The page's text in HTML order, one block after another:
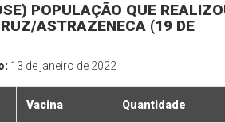
POPULAÇÃO QUE
ASTRAZENECA (19 DE
13 de janeiro de 2022
Vacina Quantidade